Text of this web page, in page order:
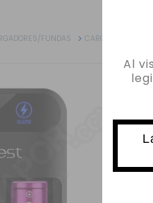
Al
FUNDAS CARGADORES